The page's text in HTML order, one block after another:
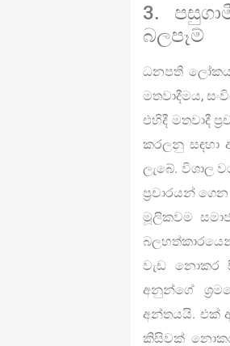
3.
බලපෑම්
ධනපති ලෝකය
මතවාදීමය,
එහිදී මතවාදී
කරලනු සඳහා
ලැබේ. විශාල
ප්‍රචාරයන්
මූලිකවම
වැඩ නොකර
අනුන්ගේ
අන්තයයි. එක්
කිසිවක්